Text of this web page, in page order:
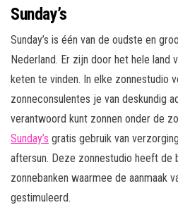
Sunday’s
Sunday’s is één van de oudste en
Nederland. Er zijn door het hele land
keten te vinden. In elke zonnestudio
zonneconsulentes je van deskundig
verantwoord kunt zonnen onder de
Sunday’s gratis gebruik van
aftersun. Deze zonnestudio heeft de
zonnebanken waarmee de aanmaak
gestimuleerd.